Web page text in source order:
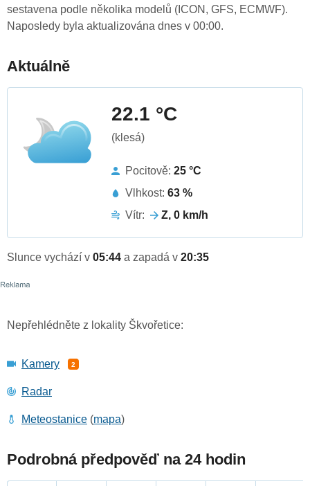
sestavena podle několika modelů (ICON, GFS, ECMWF).
Naposledy byla aktualizována dnes v 00:00.
Aktuálně
22.1 °C
(klesá)
Pocitově: 25 °C
Vlhkost: 63 %
Vítr:
Z, 0 km/h
Slunce vychází v 05:44 a zapadá v 20:35
Nepřehlédněte z lokality Škvořetice:
Kamery 2
Radar
Meteostanice (mapa)
Podrobná předpověď na 24 hodin